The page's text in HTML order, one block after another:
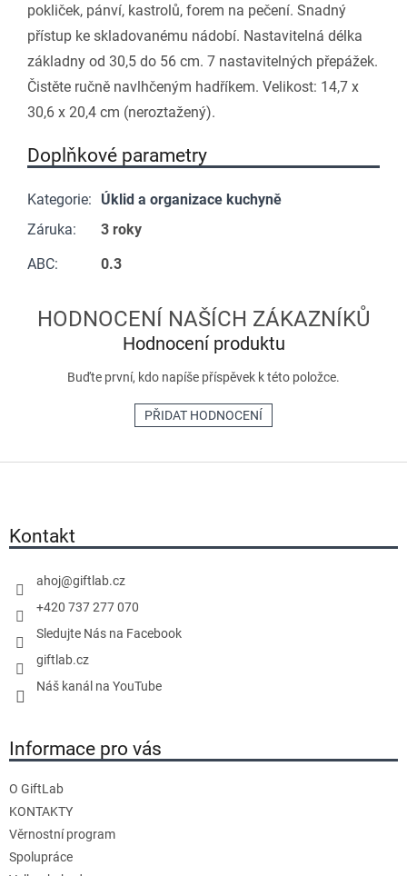
pokliček, pánví, kastrolů, forem na pečení. Snadný
přístup ke skladovanému nádobí. Nastavitelná délka
základny od 30,5 do 56 cm. 7 nastavitelných přepážek.
Čistěte ručně navlhčeným hadříkem. Velikost: 14,7 x
30,6 x 20,4 cm (neroztažený).
Doplňkové parametry
Kategorie:
Úklid a organizace kuchyně
Záruka:
3 roky
ABC: 0.3
Hodnocení produktu
Buďte první, kdo napíše příspěvek k této položce.
PŘIDAT HODNOCENÍ
Kontakt
ahoj@giftlab.cz
+420 737 277 070
Sledujte Nás na Facebook
giftlab.cz
Náš kanál na YouTube
Informace pro vás
O GiftLab
KONTAKTY
Věrnostní program
Spolupráce